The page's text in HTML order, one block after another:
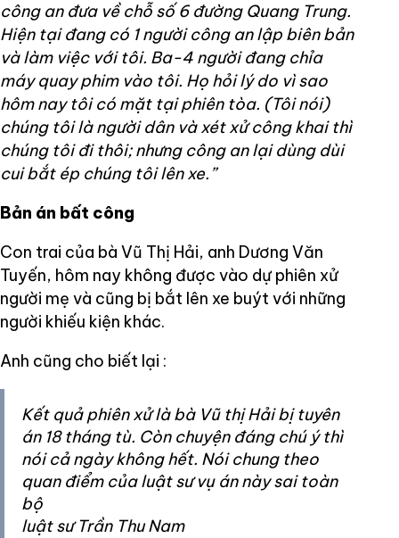
công an đưa về chỗ số 6 đường Quang Trung.
Hiện tại đang có 1 người công an lập biên bản
và làm việc với tôi. Ba-4 người đang chỉa
máy quay phim vào tôi. Họ hỏi lý do vì sao
hôm nay tôi có mặt tại phiên tòa. (Tôi nói)
chúng tôi là người dân và xét xử công khai thì
chúng tôi đi thôi; nhưng công an lại dùng dùi
cui bắt ép chúng tôi lên xe.”
Bản án bất công
Con trai của bà Vũ Thị Hải, anh Dương Văn
Tuyến, hôm nay không được vào dự phiên xử
người mẹ và cũng bị bắt lên xe buýt với những
người khiếu kiện khác.
Anh cũng cho biết lại :
Kết quả phiên xử là bà Vũ thị Hải bị tuyên
án 18 tháng tù. Còn chuyện đáng chú ý thì
nói cả ngày không hết. Nói chung theo
quan điểm của luật sư vụ án này sai toàn
bộ
luật sư Trần Thu Nam